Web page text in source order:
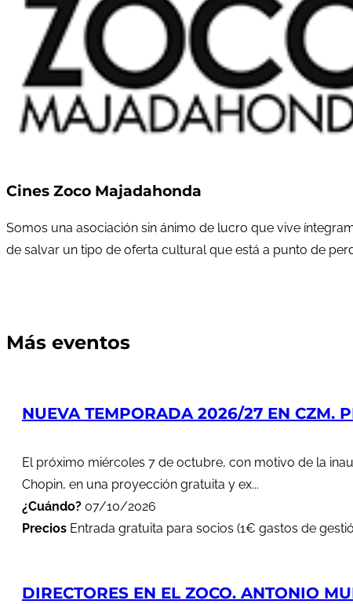
Cines Zoco Majadahonda
Somos una asociación sin ánimo de lucro que vive
de salvar un tipo de oferta cultural que está a punto de
Más eventos
NUEVA TEMPORADA 2026/27 EN CZM.
El próximo miércoles 7 de octubre, con motivo de la
Chopin, en una proyección gratuita y ex...
¿Cuándo? 07/10/2026
Precios Entrada gratuita para socios (1€ gastos de
DIRECTORES EN EL ZOCO. ANTONIO